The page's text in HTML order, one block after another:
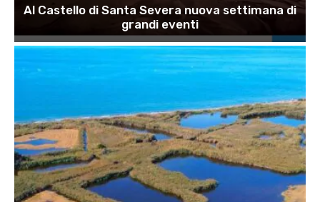
Al Castello di Santa Severa nuova settimana di
grandi eventi